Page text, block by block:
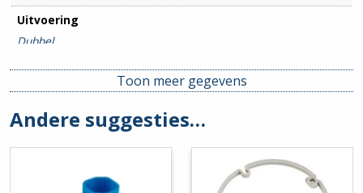
Uitvoering
Dubbel
Toon meer gegevens
Andere suggesties…